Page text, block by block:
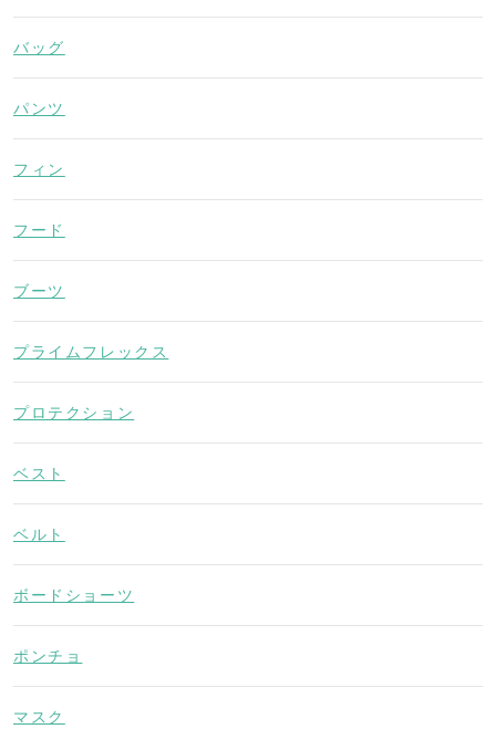
バッグ
パンツ
フィン
フード
ブーツ
プライムフレックス
プロテクション
ベスト
ベルト
ボードショーツ
ポンチョ
マスク